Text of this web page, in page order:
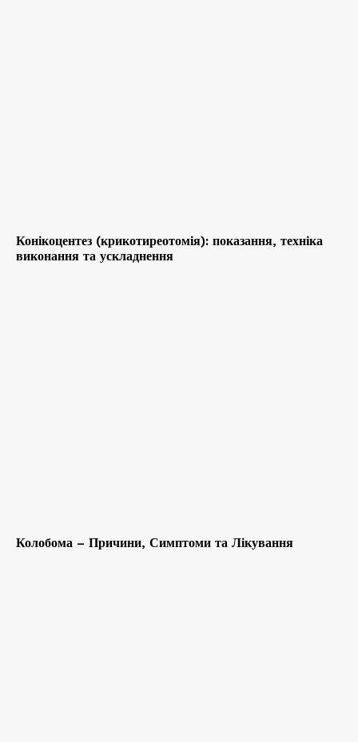
Конікоцентез (крикотиреотомія): показання, техніка
виконання та ускладнення
Колобома – Причини, Симптоми та Лікування